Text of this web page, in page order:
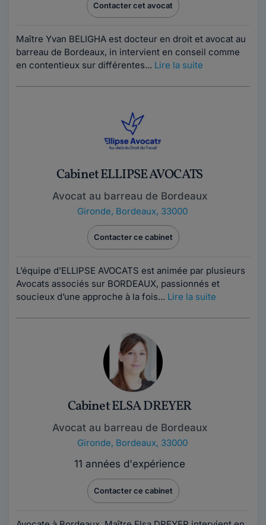
Contacter cet avocat
Maître Yvan BELIGHA est docteur en droit et avocat au
barreau de Bordeaux, in intervient en conseil comme
en contentieux sur différentes... Lire la suite
Cabinet ELLIPSE AVOCATS
Avocat au barreau de Bordeaux
Gironde, Bordeaux, 33000
Contacter ce cabinet
L’équipe d’ELLIPSE AVOCATS est animée par plusieurs
Avocats associés sur BORDEAUX, passionnés et
soucieux d’une approche à la fois... Lire la suite
Cabinet ELSA DREYER
Avocat au barreau de Bordeaux
Gironde, Bordeaux, 33000
11 années d'expérience
Contacter ce cabinet